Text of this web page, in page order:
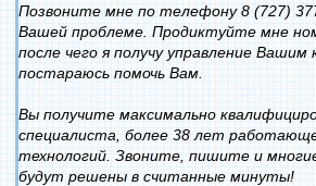
Позвоните мне по телефону 8 (727)
Вашей проблеме. Продиктуйте мне
после чего я получу управление
постараюсь помочь Вам.
Вы получите максимально
специалиста, более 38 лет
технологий. Звоните, пишите и
будут решены в считанные минуты!